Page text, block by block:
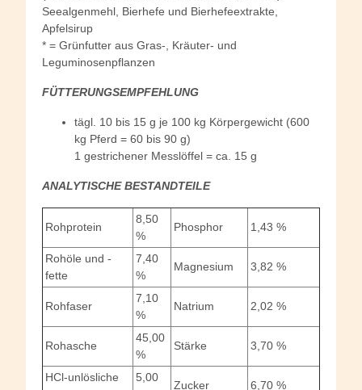
Seealgenmehl, Bierhefe und Bierhefeextrakte,
Apfelsirup
* = Grünfutter aus Gras-, Kräuter- und
Leguminosenpflanzen
FÜTTERUNGSEMPFEHLUNG
tägl. 10 bis 15 g je 100 kg Körpergewicht (600
kg Pferd = 60 bis 90 g)
1 gestrichener Messlöffel = ca. 15 g
ANALYTISCHE BESTANDTEILE
Rohprotein
8,50
%
Phosphor 1,43 %
Rohöle und -
fette
7,40
%
Magnesium 3,82 %
Rohfaser
7,10
%
Natrium 2,02 %
Rohasche
45,00
%
Stärke 3,70 %
HCl-unlösliche
5,00
Zucker 6,70 %